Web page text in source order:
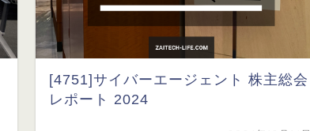
[4751]サイバーエージェント 株主総会
レポート 2024